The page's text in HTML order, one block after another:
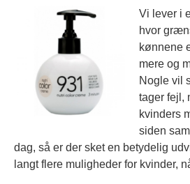
Vi lever i
hvor
kønnene
mere og
Nogle vil
tager fejl,
kvinders
siden
dag, så er der sket en betydelig
langt flere muligheder for kvinder,